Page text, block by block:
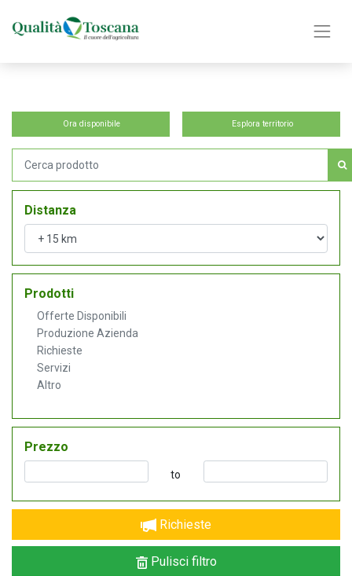
Ora disponibile Esplora territorio
Distanza
Prodotti
Offerte Disponibili
Produzione Azienda
Richieste
Servizi
Altro
Prezzo
to
Richieste
Pulisci filtro